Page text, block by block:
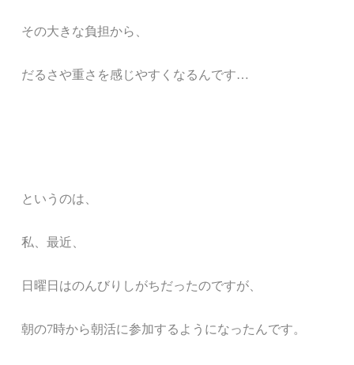
その大きな負担から、
だるさや重さを感じやすくなるんです…
というのは、
私、最近、
日曜日はのんびりしがちだったのですが、
朝の7時から朝活に参加するようになったんです。